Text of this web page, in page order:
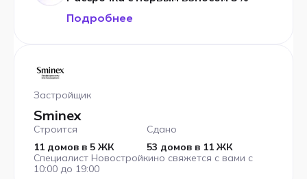
Подробнее
Застройщик
Sminex
Строится
11 домов в 5 ЖК
Сдано
53 домов в 11 ЖК
Специалист Новостройкино свяжется с вами с
10:00 до 19:00